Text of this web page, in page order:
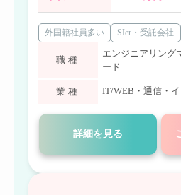
外国籍社員多い SIer・受託会社
職種
エンジニアリング
ード
業種 IT/WEB・通信・
詳細を見る